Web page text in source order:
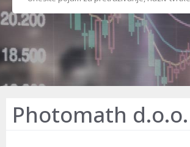
Photomath d.o.o.